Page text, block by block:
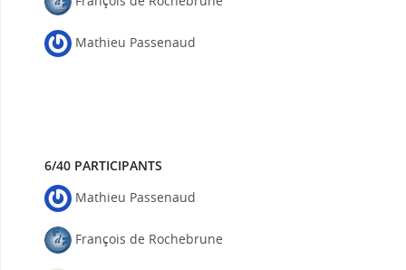
Mathieu Passenaud
6/40 PARTICIPANTS
Mathieu Passenaud
François de Rochebrune